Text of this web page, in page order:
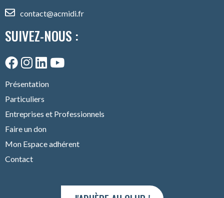
contact@acmidi.fr
SUIVEZ-NOUS :
Présentation
Particuliers
Entreprises et Professionnels
Faire un don
Mon Espace adhérent
Contact